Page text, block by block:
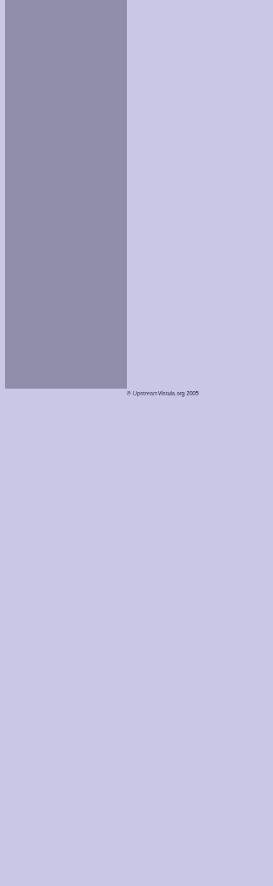
© UpstreamVistula.org 2005